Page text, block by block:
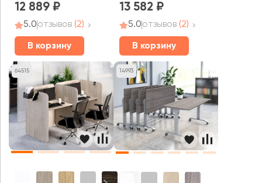
12 889
5.0отзывов (2)
В корзину
13 582
5.0отзывов (2)
В корзину
64515 14993